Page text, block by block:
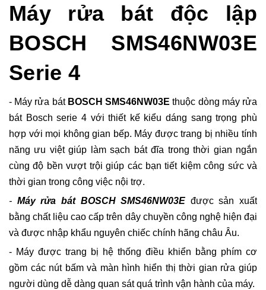
Máy rửa bát độc lập
BOSCH SMS46NW03E
Serie 4
- Máy rửa bát BOSCH SMS46NW03E thuộc dòng máy rửa
bát Bosch serie 4 với thiết kế kiểu dáng sang trọng phù
hợp với mọi không gian bếp. Máy được trang bị nhiều tính
năng ưu việt giúp làm sạch bát đĩa trong thời gian ngắn
cùng độ bền vượt trội giúp các bạn tiết kiệm công sức và
thời gian trong công việc nội trợ.
- Máy rửa bát BOSCH SMS46NW03E được sản xuất
bằng chất liệu cao cấp trên dây chuyền công nghệ hiện đại
và được nhập khẩu nguyên chiếc chính hãng châu Âu.
- Máy được trang bị hệ thống điều khiển bằng phím cơ
gồm các nút bấm và màn hình hiển thị thời gian rửa giúp
người dùng dễ dàng quan sát quá trình vận hành của máy.